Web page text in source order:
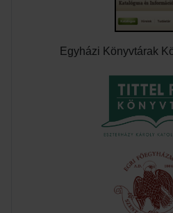
Egyházi Könyvtárak